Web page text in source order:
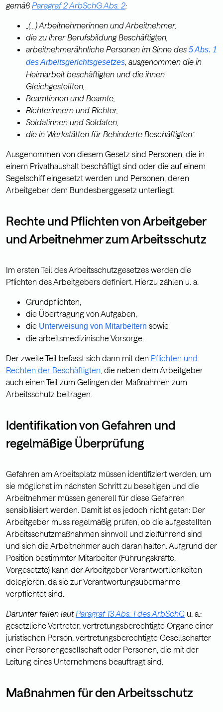
gemäß Paragraf 2 ArbSchG Abs. 2:
„(…) Arbeitnehmerinnen und Arbeitnehmer,
die zu ihrer Berufsbildung Beschäftigten,
arbeitnehmerähnliche Personen im Sinne des 5 Abs. 1
des Arbeitsgerichtsgesetzes , ausgenommen die in
Heimarbeit beschäftigten und die ihnen
Gleichgestellten,
Beamtinnen und Beamte,
Richterinnern und Richter,
Soldatinnen und Soldaten,
die in Werkstätten für Behinderte Beschäftigten.“
Ausgenommen von diesem Gesetz sind Personen, die in
einem Privathaushalt beschäftigt sind oder die auf einem
Segelschiff eingesetzt werden und Personen, deren
Arbeitgeber dem Bundesberggesetz unterliegt.
Rechte und Pflichten von Arbeitgeber
und Arbeitnehmer zum Arbeitsschutz
Im ersten Teil des Arbeitsschutzgesetzes werden die
Pflichten des Arbeitgebers definiert. Hierzu zählen u. a.
Grundpflichten,
die Übertragung von Aufgaben,
die Unterweisung von Mitarbeitern sowie
die arbeitsmedizinische Vorsorge.
Der zweite Teil befasst sich dann mit den Pflichten und
Rechten der Beschäftigten , die neben dem Arbeitgeber
auch einen Teil zum Gelingen der Maßnahmen zum
Arbeitsschutz beitragen.
Identifikation von Gefahren und
regelmäßige Überprüfung
Gefahren am Arbeitsplatz müssen identifiziert werden, um
sie möglichst im nächsten Schritt zu beseitigen und die
Arbeitnehmer müssen generell für diese Gefahren
sensibilisiert werden. Damit ist es jedoch nicht getan: Der
Arbeitgeber muss regelmäßig prüfen, ob die aufgestellten
Arbeitsschutzmaßnahmen sinnvoll und zielführend sind
und sich die Arbeitnehmer auch daran halten. Aufgrund der
Position bestimmter Mitarbeiter (Führungskräfte,
Vorgesetzte) kann der Arbeitgeber Verantwortlichkeiten
delegieren, da sie zur Verantwortungsübernahme
verpflichtet sind.
Darunter fallen lautParagraf 13 Abs. 1 des ArbSchG u. a.:
gesetzliche Vertreter, vertretungsberechtigte Organe einer
juristischen Person, vertretungsberechtigte Gesellschafter
einer Personengesellschaft oder Personen, die mit der
Leitung eines Unternehmens beauftragt sind.
Maßnahmen für den Arbeitsschutz